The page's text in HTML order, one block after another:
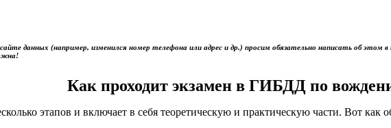
данных (например, изменился номер телефона или адрес и др.) просим обязательно написать об
Как проходит экзамен в ГИБДД по
этапов и включает в себя теоретическую и практическую части. Вот как